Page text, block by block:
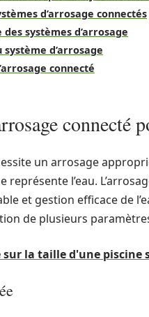
d’arrosage connectés
systèmes d’arrosage
d’arrosage
connecté
connecté
un arrosage
représente l’eau.
et gestion efficace de
de plusieurs
la taille d'une piscine